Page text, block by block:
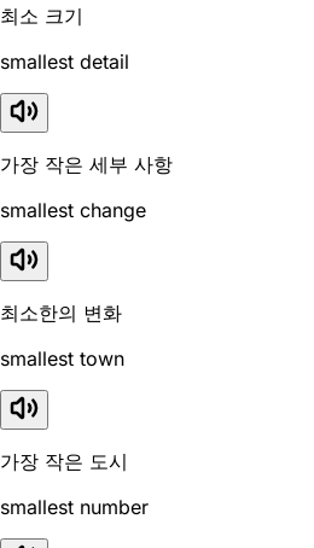
최소 크기
smallest detail
가장 작은 세부 사항
smallest change
최소한의 변화
smallest town
가장 작은 도시
smallest number